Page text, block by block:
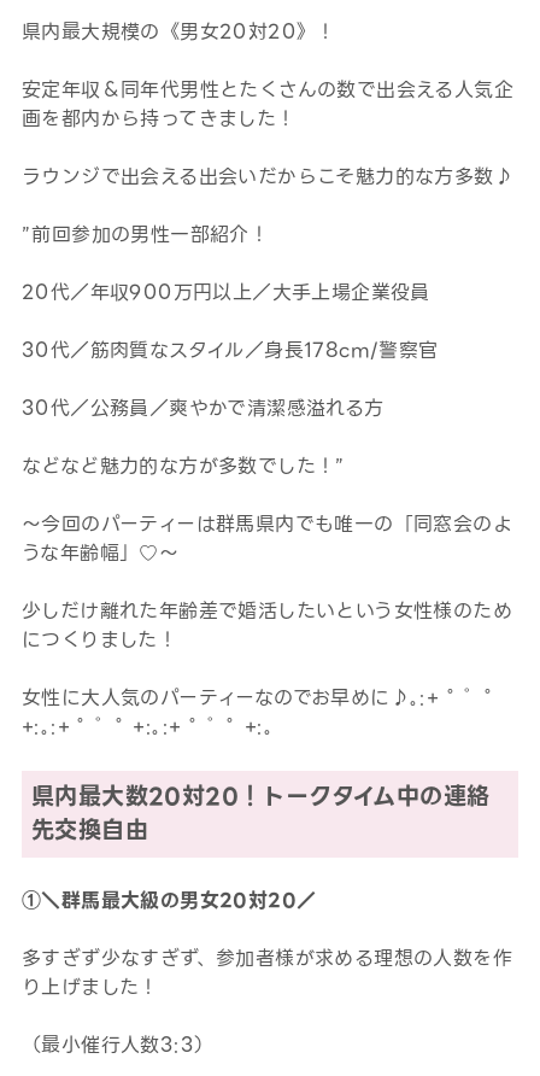
県内最大規模の《男女20対20》！
安定年収＆同年代男性とたくさんの数で出会える人気企
画を都内から持ってきました！
ラウンジで出会える出会いだからこそ魅力的な方多数♪
”前回参加の男性一部紹介！
20代／年収900万円以上／大手上場企業役員
30代／筋肉質なスタイル／身長178cm/警察官
30代／公務員／爽やかで清潔感溢れる方
などなど魅力的な方が多数でした！”
～今回のパーティーは群馬県内でも唯一の「同窓会のよ
うな年齢幅」♡～
少しだけ離れた年齢差で婚活したいという女性様のため
につくりました！
女性に大人気のパーティーなのでお早めに♪｡:+ ﾟ ゜ﾟ
+:｡:+ ﾟ ゜ﾟ +:｡:+ ﾟ ゜ﾟ +:｡
県内最大数20対20 ！トークタイム中の連絡
先交換自由
①＼群馬最大級の男女20対20／
多すぎず少なすぎず、参加者様が求める理想の人数を作
り上げました！
（最小催行人数3:3）